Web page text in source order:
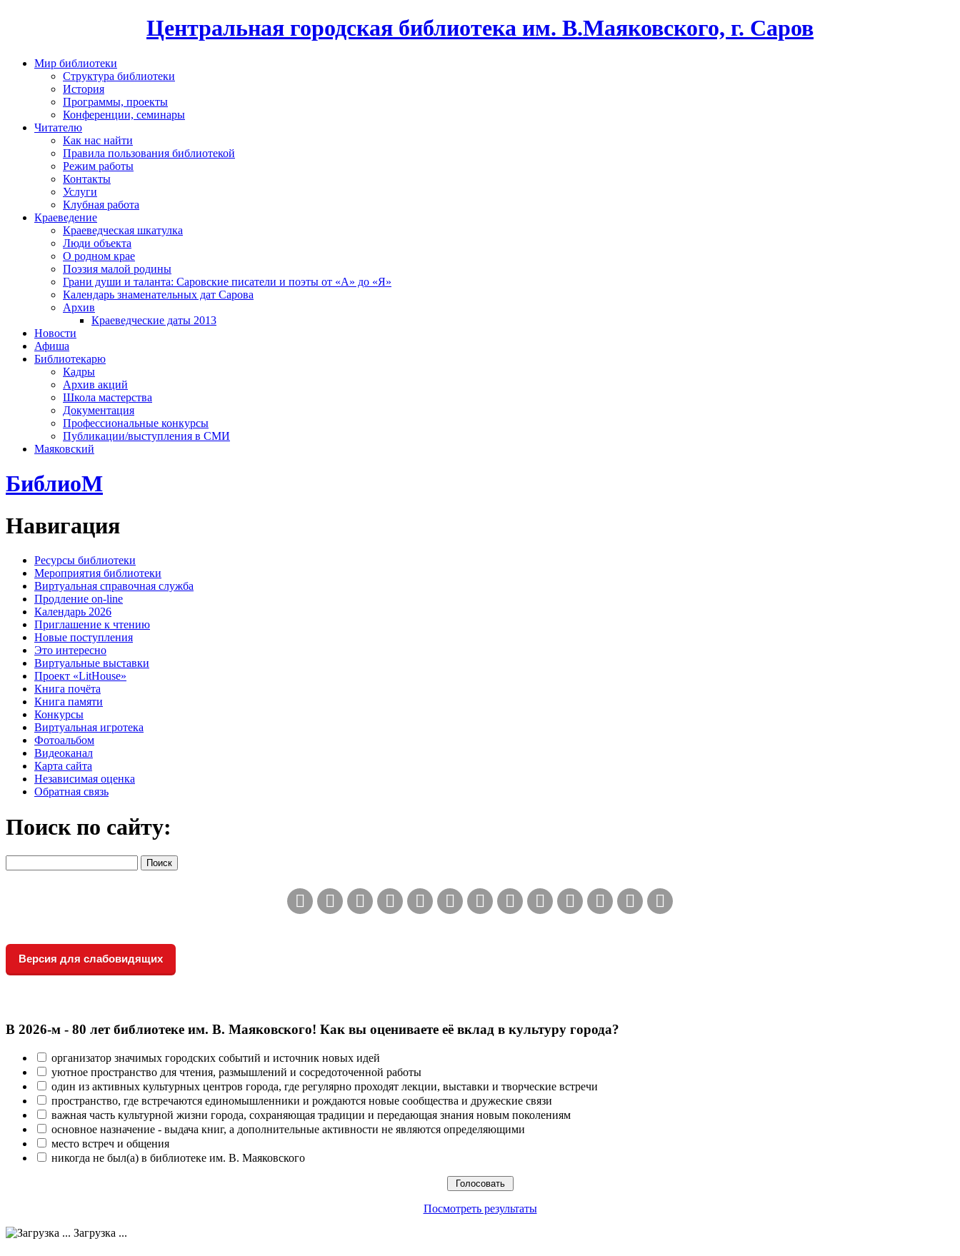
Центральная городская библиотека им. В.Маяковского, г. Саров
Мир библиотеки
Структура библиотеки
История
Программы, проекты
Конференции, семинары
Читателю
Как нас найти
Правила пользования библиотекой
Режим работы
Контакты
Услуги
Клубная работа
Краеведение
Краеведческая шкатулка
Люди объекта
О родном крае
Поэзия малой родины
Грани души и таланта: Саровские писатели и поэты от «А» до «Я»
Календарь знаменательных дат Сарова
Архив
Краеведческие даты 2013
Новости
Афиша
Библиотекарю
Кадры
Архив акций
Школа мастерства
Документация
Профессиональные конкурсы
Публикации/выступления в СМИ
Маяковский
БиблиоМ
Навигация
Ресурсы библиотеки
Мероприятия библиотеки
Виртуальная справочная служба
Продление on-line
Календарь 2026
Приглашение к чтению
Новые поступления
Это интересно
Виртуальные выставки
Проект «LitHouse»
Книга почёта
Книга памяти
Конкурсы
Виртуальная игротека
Фотоальбом
Видеоканал
Карта сайта
Независимая оценка
Обратная связь
Поиск по сайту:
Версия для слабовидящих
В 2026‑м - 80 лет библиотеке им. В. Маяковского! Как вы оцениваете её вклад в культуру города?
организатор значимых городских событий и источник новых идей
уютное пространство для чтения, размышлений и сосредоточенной работы
один из активных культурных центров города, где регулярно проходят лекции, выставки и творческие встречи
пространство, где встречаются единомышленники и рождаются новые сообщества и дружеские связи
важная часть культурной жизни города, сохраняющая традиции и передающая знания новым поколениям
основное назначение - выдача книг, а дополнительные активности не являются определяющими
место встреч и общения
никогда не был(а) в библиотеке им. В. Маяковского
Посмотреть результаты
Загрузка ...